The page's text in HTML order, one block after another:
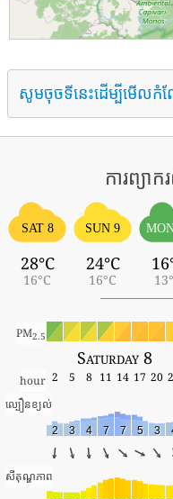
សូមចុចទីនេះដើម្បីមើលកំ
ការព្យ
SAT 8
28°C
16°C
SUN 9
24°C
16°C
PM2.5
Saturday 8
hour 2 5 8 11 14 17 20
ល្បឿនខ្យល់
2 3 4 7 7 5 3
សីតុណ្ហភាព